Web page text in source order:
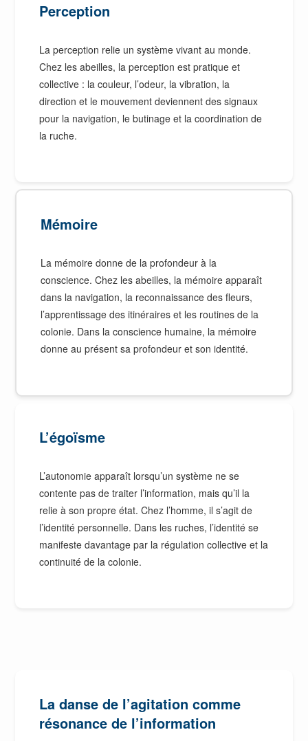
Perception
La perception relie un système vivant au monde.
Chez les abeilles, la perception est pratique et
collective : la couleur, l’odeur, la vibration, la
direction et le mouvement deviennent des signaux
pour la navigation, le butinage et la coordination de
la ruche.
Mémoire
La mémoire donne de la profondeur à la
conscience. Chez les abeilles, la mémoire apparaît
dans la navigation, la reconnaissance des fleurs,
l’apprentissage des itinéraires et les routines de la
colonie. Dans la conscience humaine, la mémoire
donne au présent sa profondeur et son identité.
L’égoïsme
L’autonomie apparaît lorsqu’un système ne se
contente pas de traiter l’information, mais qu’il la
relie à son propre état. Chez l’homme, il s’agit de
l’identité personnelle. Dans les ruches, l’identité se
manifeste davantage par la régulation collective et la
continuité de la colonie.
La danse de l’agitation comme
résonance de l’information